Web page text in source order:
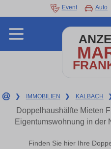
Event Auto
❯ IMMOBILIEN ❯ KALBACH
Doppelhaushälfte Mieten
Eigentumswohnung in der
Finden Sie hier Ihre